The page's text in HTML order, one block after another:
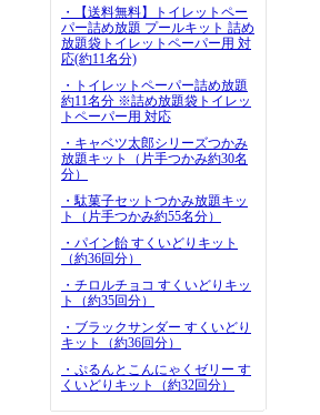
・【送料無料】トイレットペー
パー詰め放題 プールキット 詰め
放題袋トイレットペーパー用 対
応(約11名分)
・トイレットペーパー詰め放題
約11名分 ※詰め放題袋トイレッ
トペーパー用 対応
・キャベツ太郎シリーズつかみ
放題キット（片手つかみ約30名
分）
・駄菓子セットつかみ放題キッ
ト（片手つかみ約55名分）
・パイン飴 すくいどりキット
（約36回分）
・チロルチョコ すくいどりキッ
ト（約35回分）
・ブラックサンダー すくいどり
キット（約36回分）
・ぷるんとこんにゃくゼリー す
くいどりキット（約32回分）